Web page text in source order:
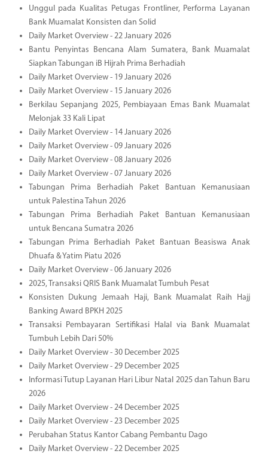
Unggul pada Kualitas Petugas Frontliner, Performa Layanan
Bank Muamalat Konsisten dan Solid
Daily Market Overview - 22 January 2026
Bantu Penyintas Bencana Alam Sumatera, Bank Muamalat
Siapkan Tabungan iB Hijrah Prima Berhadiah
Daily Market Overview - 19 January 2026
Daily Market Overview - 15 January 2026
Berkilau Sepanjang 2025, Pembiayaan Emas Bank Muamalat
Melonjak 33 Kali Lipat
Daily Market Overview - 14 January 2026
Daily Market Overview - 09 January 2026
Daily Market Overview - 08 January 2026
Daily Market Overview - 07 January 2026
Tabungan Prima Berhadiah Paket Bantuan Kemanusiaan
untuk Palestina Tahun 2026
Tabungan Prima Berhadiah Paket Bantuan Kemanusiaan
untuk Bencana Sumatra 2026
Tabungan Prima Berhadiah Paket Bantuan Beasiswa Anak
Dhuafa & Yatim Piatu 2026
Daily Market Overview - 06 January 2026
2025, Transaksi QRIS Bank Muamalat Tumbuh Pesat
Konsisten Dukung Jemaah Haji, Bank Muamalat Raih Hajj
Banking Award BPKH 2025
Transaksi Pembayaran Sertifikasi Halal via Bank Muamalat
Tumbuh Lebih Dari 50%
Daily Market Overview - 30 December 2025
Daily Market Overview - 29 December 2025
Informasi Tutup Layanan Hari Libur Natal 2025 dan Tahun Baru
2026
Daily Market Overview - 24 December 2025
Daily Market Overview - 23 December 2025
Perubahan Status Kantor Cabang Pembantu Dago
Daily Market Overview - 22 December 2025